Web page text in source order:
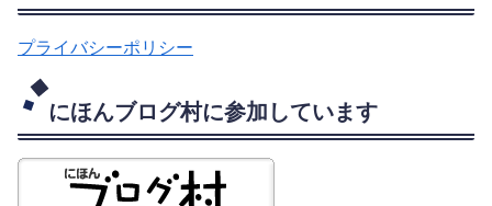
プライバシーポリシー
にほんブログ村に参加しています